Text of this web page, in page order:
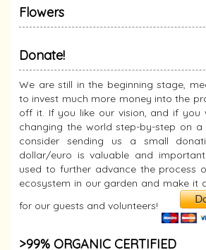
Flowers
Donate!
We are still in the beginning stage,
to invest much more money into the
off it. If you like our vision, and if you
changing the world step-by-step on a
consider sending us a small
dollar/euro is valuable and
used to further advance the process
ecosystem in our garden and make it
for our guests and volunteers!
>99% ORGANIC CERTIFIED